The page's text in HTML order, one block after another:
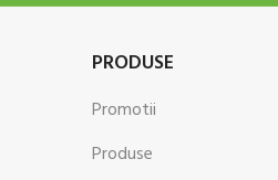
PRODUSE
Promotii
Produse